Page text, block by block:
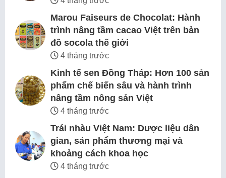
Marou Faiseurs de Chocolat: Hành
trình nâng tầm cacao Việt trên bản
đồ socola thế giới
4 tháng trước
Kinh tế sen Đồng Tháp: Hơn 100 sản
phẩm chế biến sâu và hành trình
nâng tầm nông sản Việt
4 tháng trước
Trái nhàu Việt Nam: Dược liệu dân
gian, sản phẩm thương mại và
khoảng cách khoa học
4 tháng trước